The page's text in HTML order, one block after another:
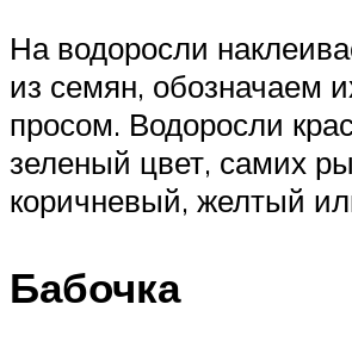
На водоросли
из семян, обозначаем
просом. Водоросли
зеленый цвет, самих
коричневый, желтый
Бабочка